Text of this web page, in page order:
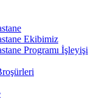
Ekibimiz
Programı İşleyişi